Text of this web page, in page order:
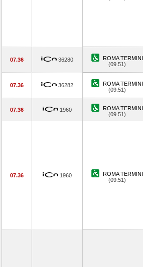
07.36 36280
ROMA TERMINI
(09.51)
07.36 36282
ROMA TERMINI
(09.51)
07.36 1960
ROMA TERMINI
(09.51)
07.36 1960
ROMA TERMINI
(09.51)